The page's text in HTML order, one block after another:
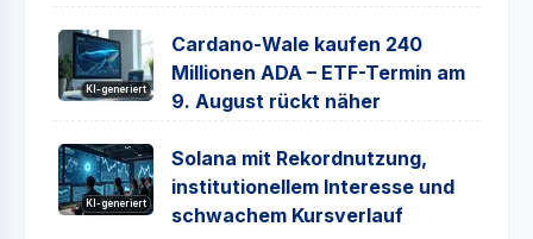
KI-generiert
Cardano-Wale kaufen 240
Millionen ADA – ETF-Termin am
9. August rückt näher
KI-generiert
Solana mit Rekordnutzung,
institutionellem Interesse und
schwachem Kursverlauf